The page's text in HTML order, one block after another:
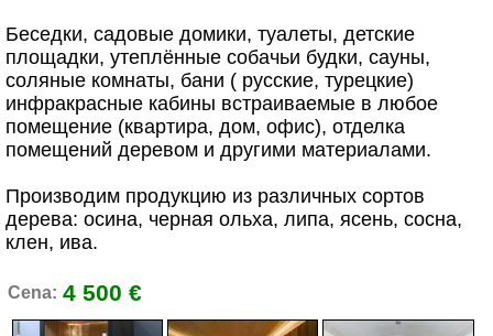
Беседки, садовые домики, туалеты, детские
площадки, утеплённые собачьи будки, cауны,
соляные комнаты, бани ( русские, турецкие)
инфракрасные кабины встраиваемые в любое
помещение (квартира, дом, офис), отделка
помещений деревом и другими материалами.
Производим продукцию из различных сортов
дерева: осина, черная ольха, липа, ясень, сосна,
клен, ива.
Cena: 4 500 €